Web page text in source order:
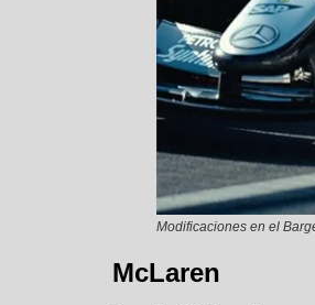
Modificaciones en el
McLaren